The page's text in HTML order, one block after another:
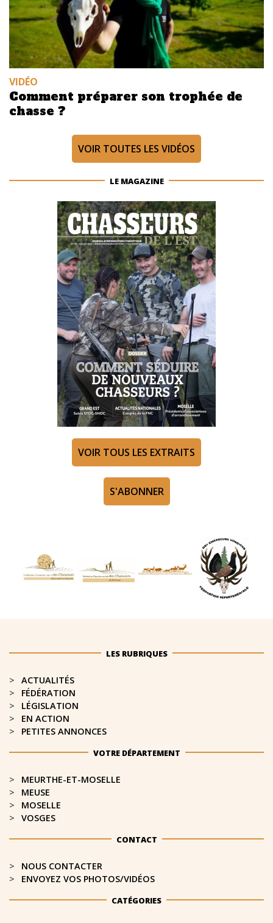
VIDÉO
Comment préparer son trophée de
chasse ?
VOIR TOUTES LES VIDÉOS
LE MAGAZINE
VOIR TOUS LES EXTRAITS
S'ABONNER
LES RUBRIQUES
ACTUALITÉS
FÉDÉRATION
LÉGISLATION
EN ACTION
PETITES ANNONCES
VOTRE DÉPARTEMENT
MEURTHE-ET-MOSELLE​
MEUSE
MOSELLE
VOSGES
CONTACT
NOUS CONTACTER
ENVOYEZ VOS PHOTOS/VIDÉOS
CATÉGORIES